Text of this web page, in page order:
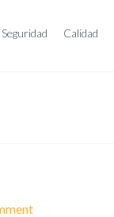
Seguridad Calidad